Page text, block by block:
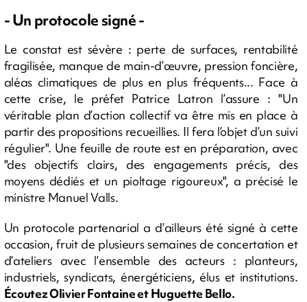
- Un protocole signé -
Le constat est sévère : perte de surfaces, rentabilité
fragilisée, manque de main-d’œuvre, pression foncière,
aléas climatiques de plus en plus fréquents... Face à
cette crise, le préfet Patrice Latron l’assure : "Un
véritable plan d’action collectif va être mis en place à
partir des propositions recueillies. Il fera l’objet d’un suivi
régulier". Une feuille de route est en préparation, avec
"des objectifs clairs, des engagements précis, des
moyens dédiés et un pioltage rigoureux", a précisé le
ministre Manuel Valls.
Un protocole partenarial a d’ailleurs été signé à cette
occasion, fruit de plusieurs semaines de concertation et
d’ateliers avec l’ensemble des acteurs : planteurs,
industriels, syndicats, énergéticiens, élus et institutions.
Écoutez Olivier Fontaine et Huguette Bello.